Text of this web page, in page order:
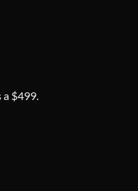
a $499.